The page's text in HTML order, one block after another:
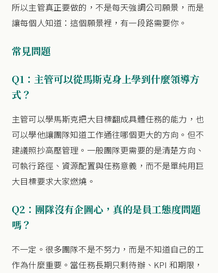
所以主管真正要做的，不是每天強調公司願景，而是
讓每個人知道：這個願景裡，有一段路需要你。
常見問題
Q1：主管可以從馬斯克身上學到什麼領導方
式？
主管可以學馬斯克把大目標翻成具體任務的能力，也
可以學他讓團隊知道工作通往哪個更大的方向。但不
建議照抄高壓管理。一般團隊更需要的是清楚方向、
可執行路徑、資源配置與任務意義，而不是單純用巨
大目標要求大家燃燒。
Q2：團隊沒有企圖心，真的是員工態度問題
嗎？
不一定。很多團隊不是不努力，而是不知道自己的工
作為什麼重要。當任務長期只剩待辦、KPI 和期限，